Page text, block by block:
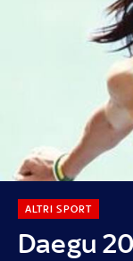
Daegu
ALTRI SPORT